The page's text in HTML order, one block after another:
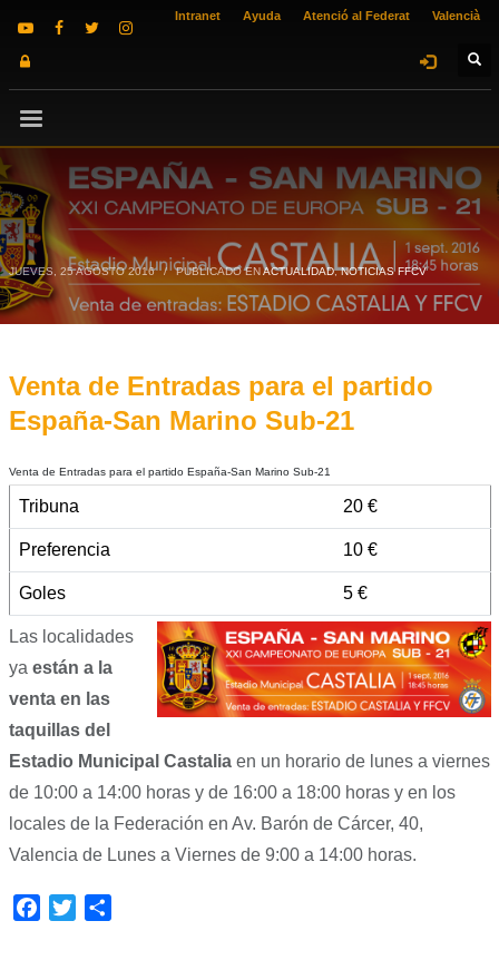
Intranet Ayuda Atenció al Federat Valencià
JUEVES, 25 AGOSTO 2016 / PUBLICADO ENACTUALIDAD,NOTICIAS FFCV
Venta de Entradas para el partido
España-San Marino Sub-21
Venta de Entradas para el partido España-San Marino Sub-21
Las localidades
ya están a la
venta en las
taquillas del
Estadio Municipal Castaliaen un horario de lunes a viernes
de 10:00 a 14:00 horas y de 16:00 a 18:00 horas y en los
locales de la Federación en Av. Barón de Cárcer, 40,
Valencia de Lunes a Viernes de 9:00 a 14:00 horas.
Tribuna 20 €
Preferencia 10 €
Goles 5 €
Facebook
Twitter